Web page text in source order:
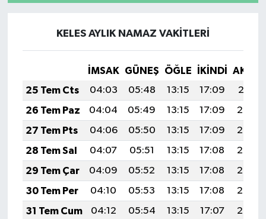
KELES AYLIK NAMAZ VAKITLERI
İMSAK GÜNEŞ ÖĞLE İKINDI
25 Tem Cts
04:03 05:48 13:15 17:09
20:31
26 Tem Paz
04:04 05:49 13:15 17:09
20:30
27 Tem Pts
04:06 05:50 13:15 17:09
20:29
28 Tem Sal
04:07 05:51 13:15 17:08
20:29
29 Tem Çar
04:09 05:52 13:15 17:08
20:28
30 Tem Per
04:10 05:53 13:15 17:08
20:27
31 Tem Cum
04:12 05:54 13:15 17:07
20:26